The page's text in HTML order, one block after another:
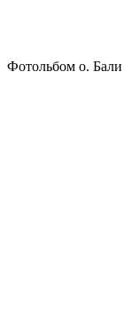
Фотольбом о. Бали